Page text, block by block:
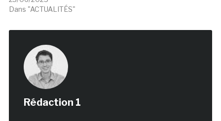
Dans "ACTUALITÉS"
Rédaction 1